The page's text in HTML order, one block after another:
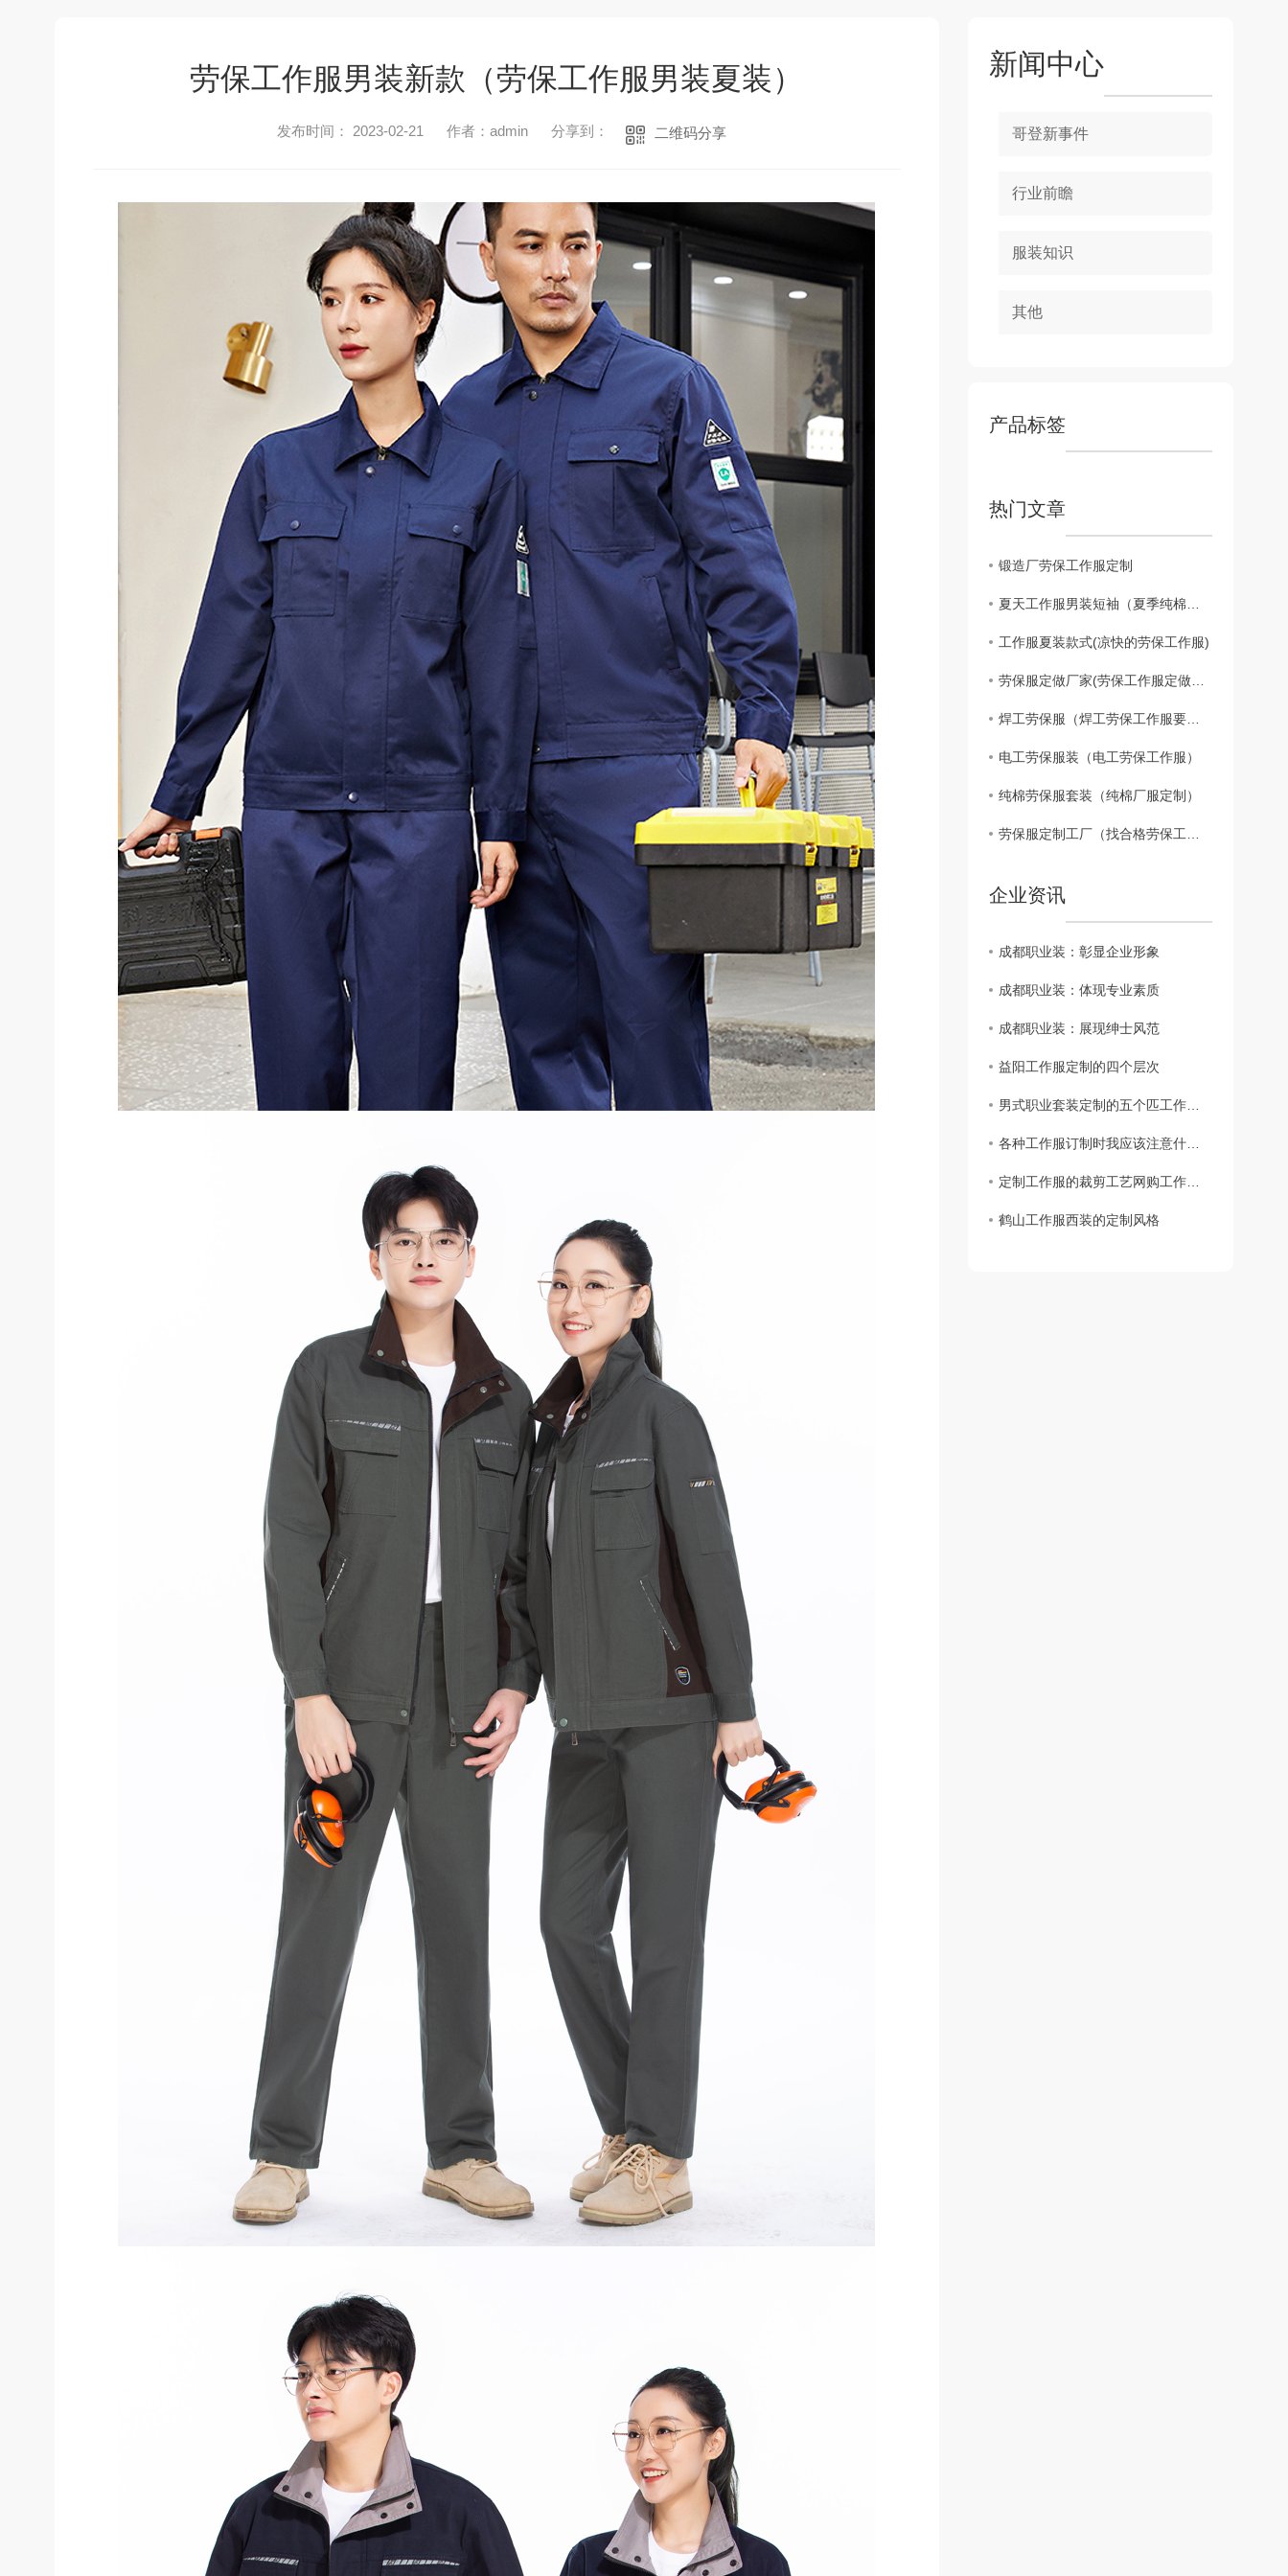
1 3
劳保工作服男装新款（劳保工作服男装夏装）
发布时间： 2023-02-21 作者：admin 分享到： 二维码分享
新闻中心
哥登新事件
行业前瞻
服装知识
其他
产品标签
热门文章
锻造厂劳保工作服定制
夏天工作服男装短袖（夏季纯棉劳保工作服男装）
工作服夏装款式(凉快的劳保工作服)
劳保服定做厂家(劳保工作服定做厂家联系方式)
焊工劳保服（焊工劳保工作服要求标准）
电工劳保服装（电工劳保工作服）
纯棉劳保服套装（纯棉厂服定制）
劳保服定制工厂（找合格劳保工服定制厂家的方法）
企业资讯
成都职业装：彰显企业形象
成都职业装：体现专业素质
成都职业装：展现绅士风范
益阳工作服定制的四个层次
男式职业套装定制的五个匹工作服裙底配点
各种工作服订制时我应该注意什么？
定制工作服的裁剪工艺网购工作服要求
鹤山工作服西装的定制风格